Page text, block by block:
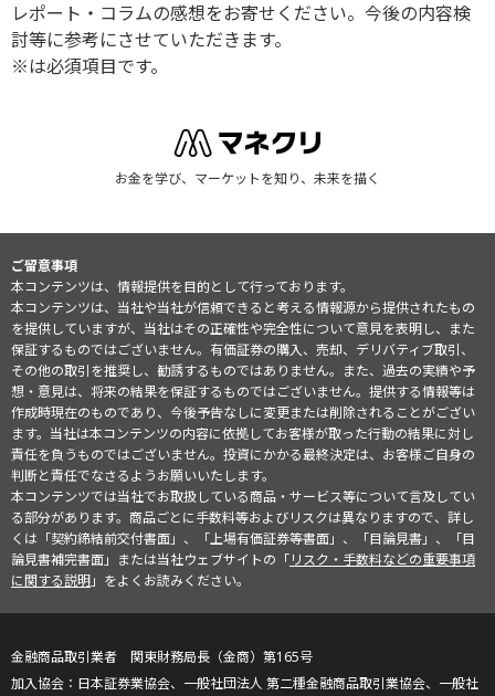
レポート・コラムの感想をお寄せください。今後の内容検
討等に参考にさせていただきます。
※は必須項目です。
お金を学び、マーケットを知り、未来を描く
ご留意事項
本コンテンツは、情報提供を目的として行っております。
本コンテンツは、当社や当社が信頼できると考える情報源から提供されたもの
を提供していますが、当社はその正確性や完全性について意見を表明し、また
保証するものではございません。有価証券の購入、売却、デリバティブ取引、
その他の取引を推奨し、勧誘するものではありません。また、過去の実績や予
想・意見は、将来の結果を保証するものではございません。提供する情報等は
作成時現在のものであり、今後予告なしに変更または削除されることがござい
ます。当社は本コンテンツの内容に依拠してお客様が取った行動の結果に対し
責任を負うものではございません。投資にかかる最終決定は、お客様ご自身の
判断と責任でなさるようお願いいたします。
本コンテンツでは当社でお取扱している商品・サービス等について言及してい
る部分があります。商品ごとに手数料等およびリスクは異なりますので、詳し
くは「契約締結前交付書面」、「上場有価証券等書面」、「目論見書」、「目
論見書補完書面」または当社ウェブサイトの「リスク・手数料などの重要事項
に関する説明」をよくお読みください。
金融商品取引業者 関東財務局長（金商）第165号
日本証券業協会、一般社団法人 第二種金融商品取引業協会、一般社